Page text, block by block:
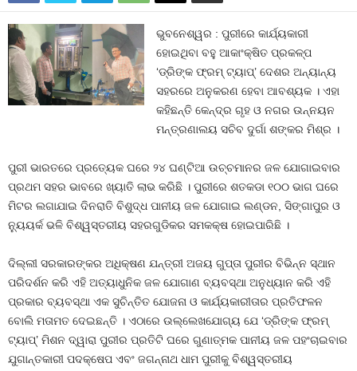
ଭୁବନେଶ୍ୱର : ପୁରୀରେ କାର୍ଯ୍ୟକାରୀ
ହୋଇଥିବା ବହୁ ଆକାଂକ୍ଷିତ ପ୍ରକଳ୍ପ
‘ଡ୍ରିଙ୍କ ଫ୍ରମ୍ ଟ୍ୟାପ୍‌’ ଦେଶର ଅନ୍ୟାନ୍ୟ
ସହରରେ ଅନୁକରଣ ହେବା ଆବଶ୍ୟକ । ଏହା
କହିଛନ୍ତି କେନ୍ଦ୍ର ଗୃହ ଓ ନଗର ଉନ୍ନୟନ
ମନ୍ତ୍ରଣାଲୟ ସଚିବ ଦୁର୍ଗା ଶଙ୍କର ମିଶ୍ର ।
ପୁରୀ ଭାରତରେ ପ୍ରତ୍ୟେକ ଘରେ ୨୪ ଘଣ୍ଟିଆ ଉଚ୍ଚମାନର ଜଳ ଯୋଗାଇବାର
ପ୍ରଥମ ସହର ଭାବରେ ଖ୍ୟାତି ଲାଭ କରିଛି । ପୁରୀରେ ଶତକଡା ୧୦୦ ଭାଗ ଘରେ
ମିଟର ଲଗାଯାଇ ଦିନରାତି ବିଶୁଦ୍ଧ ପାନୀୟ ଜଳ ଯୋଗାଇ ଲଣ୍ଡନ, ସିଙ୍ଗାପୁର ଓ
ନ୍ୟୁୟର୍କ ଭଳି ବିଶ୍ୱସ୍ତରୀୟ ସହରଗୁଡିକର ସମକକ୍ଷ ହୋଇପାରିଛି ।
ଦିଲ୍ଲୀ ସରକାରଙ୍କର ଅଧିକ୍ଷଣ ଯନ୍ତ୍ରୀ ଅଜୟ ଗୁପ୍ତା ପୁରୀର ବିଭିନ୍ନ ସ୍ଥାନ
ପରିଦର୍ଶନ କରି ଏହି ଅତ୍ୟାଧୁନିକ ଜଳ ଯୋଗାଣ ବ୍ୟବସ୍ଥା ଅନୁଧ୍ୟାନ କରି ଏହି
ପ୍ରକାର ବ୍ୟବସ୍ଥା ଏକ ସୁଚିନ୍ତିତ ଯୋଜନା ଓ କାର୍ଯ୍ୟକାରୀତାର ପ୍ରତିଫଳନ
ବୋଲି ମତାମତ ଦେଇଛନ୍ତି । ଏଠାରେ ଉଲ୍ଲେଖଯୋଗ୍ୟ ଯେ ‘ଡ୍ରିଙ୍କ ଫ୍ରମ୍
ଟ୍ୟାପ୍‌’ ମିଶନ ଦ୍ୱାରା ପୁରୀର ପ୍ରତିଟି ଘରେ ଗୁଣାତ୍ମକ ପାନୀୟ ଜଳ ପହଂଚାଇବାର
ଯୁଗାନ୍ତକାରୀ ପଦକ୍ଷେପ ଏବଂ ଜଗନ୍ନାଥ ଧାମ ପୁରୀକୁ ବିଶ୍ୱସ୍ତରୀୟ